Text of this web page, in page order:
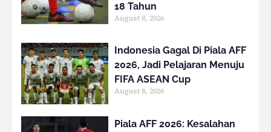
18 Tahun
August 8, 2026
Indonesia Gagal Di Piala AFF
2026, Jadi Pelajaran Menuju
FIFA ASEAN Cup
August 8, 2026
Piala AFF 2026: Kesalahan